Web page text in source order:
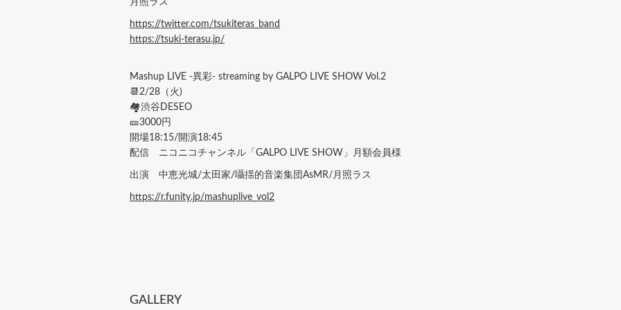
https://twitter.com/tsukiteras_band
https://tsuki-terasu.jp/
Mashup LIVE -異彩- streaming by GALPO LIVE SHOW Vol.2
📆2/28（火)
🏘渋谷DESEO
🎫3000円
開場18:15/開演18:45
配信 ニコニコチャンネル「GALPO LIVE SHOW」月額会員様
出演 中恵光城/太田家/囁揺的音楽集団AsMR/月照ラス
https://r.funity.jp/mashuplive_vol2
GALLERY